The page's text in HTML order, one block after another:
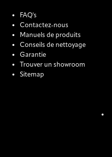
FAQ's
Contactez-nous
Manuels de produits
Conseils de nettoyage
Garantie
Trouver un showroom
Sitemap